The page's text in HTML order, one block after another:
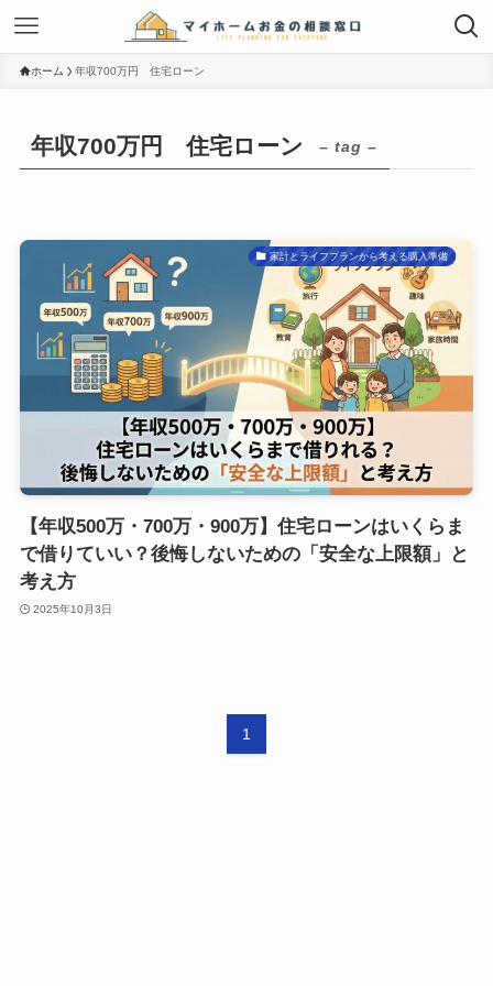
ホーム 年収700万円 住宅ローン
年収700万円 住宅ローン – tag –
家計とライフプランから考える購入準備
【年収500万・700万・900万】住宅ローンはいくらま
で借りていい？後悔しないための「安全な上限額」と
考え方
2025年10月3日
1